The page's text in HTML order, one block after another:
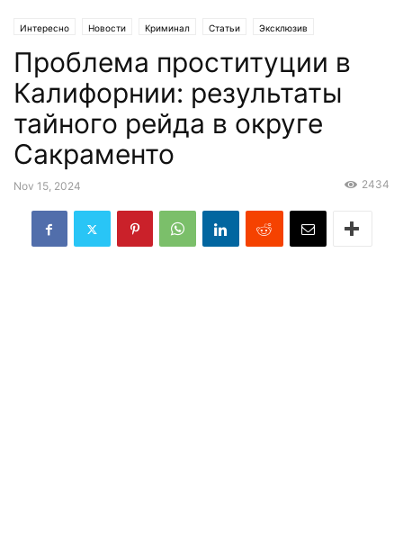
Интересно Новости Криминал Статьи Эксклюзив
Проблема проституции в
Калифорнии: результаты
тайного рейда в округе
Сакраменто
Nov 15, 2024 2434